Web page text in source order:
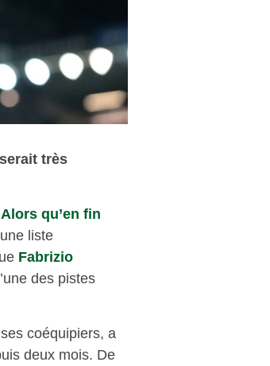
très
Alors qu’en fin
liste
Fabrizio
des pistes
coéquipiers, a
deux mois. De